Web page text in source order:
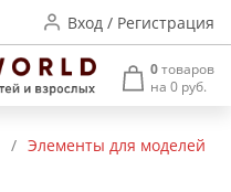
Вход / Регистрация
0товаров
на 0 руб.
/ Элементы для моделей